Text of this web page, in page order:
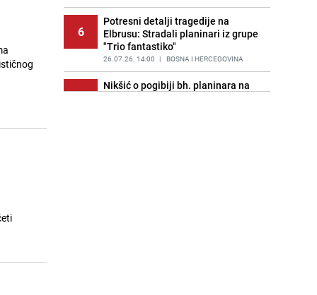
6
Potresni detalji tragedije na
Elbrusu: Stradali planinari iz grupe
"Trio fantastiko"
26.07.26. 14:00 | BOSNA I HERCEGOVINA
7
Nikšić o pogibiji bh. planinara na